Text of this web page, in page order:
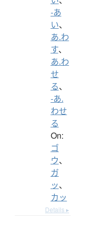
-あ
い、
あ.わ
す、
あ.わ
せ
る、
-あ.
わせ
る
On:
ゴ
ウ、
ガ
ッ、
カッ
Details ▸